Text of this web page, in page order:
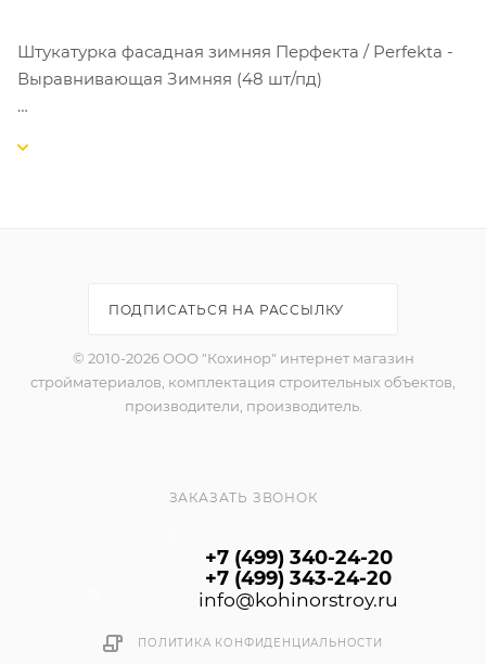
Штукатурка фасадная зимняя Перфекта / Perfekta -
Выравнивающая Зимняя (48 шт/пд)
ПОДПИСАТЬСЯ НА РАССЫЛКУ
© 2010-2026 ООО "Кохинор" интернет магазин
стройматериалов, комплектация строительных объектов,
производители, производитель.
ЗАКАЗАТЬ ЗВОНОК
+7 (499) 340-24-20
+7 (499) 343-24-20
info@kohinorstroy.ru
ПОЛИТИКА КОНФИДЕНЦИАЛЬНОСТИ